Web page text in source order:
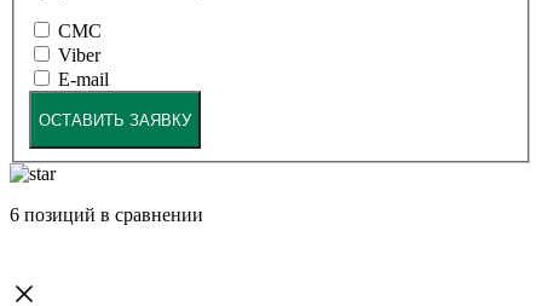
СМС
Viber
E-mail
ОСТАВИТЬ ЗАЯВКУ
6 позиций в сравнении